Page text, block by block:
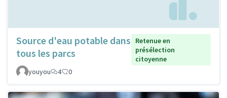
Source d'eau potable dans
tous les parcs
Retenue en
présélection
citoyenne
youyou
4 0